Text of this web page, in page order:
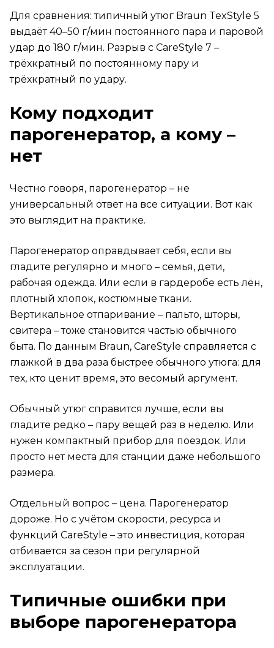
Для сравнения: типичный утюг Braun TexStyle 5
выдаёт 40–50 г/мин постоянного пара и паровой
удар до 180 г/мин. Разрыв с CareStyle 7 –
трёхкратный по постоянному пару и
трёхкратный по удару.
Кому подходит
парогенератор, а кому –
нет
Честно говоря, парогенератор – не
универсальный ответ на все ситуации. Вот как
это выглядит на практике.
Парогенератор оправдывает себя, если вы
гладите регулярно и много – семья, дети,
рабочая одежда. Или если в гардеробе есть лён,
плотный хлопок, костюмные ткани.
Вертикальное отпаривание – пальто, шторы,
свитера – тоже становится частью обычного
быта. По данным Braun, CareStyle справляется с
глажкой в два раза быстрее обычного утюга: для
тех, кто ценит время, это весомый аргумент.
Обычный утюг справится лучше, если вы
гладите редко – пару вещей раз в неделю. Или
нужен компактный прибор для поездок. Или
просто нет места для станции даже небольшого
размера.
Отдельный вопрос – цена. Парогенератор
дороже. Но с учётом скорости, ресурса и
функций CareStyle – это инвестиция, которая
отбивается за сезон при регулярной
эксплуатации.
Типичные ошибки при
выборе парогенератора